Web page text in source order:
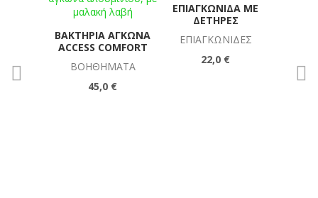
ΒΑΚΤΗΡΊΑ ΑΓΚΏΝΑ
ACCESS COMFORT
ΒΟΗΘΉΜΑΤΑ
45,0 €
ΕΠΙΑΓΚΩΝΊΔΑ ΜΕ
ΔΕΤΉΡΕΣ
ΕΠΙΑΓΚΩΝΊΔΕΣ
22,0 €